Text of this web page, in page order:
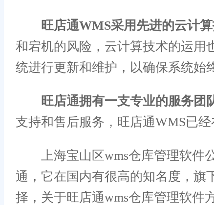
旺店通WMS采用先进的云计
和宕机的风险，云计算技术的运用
统进行更新和维护，以确保系统始
旺店通拥有一支专业的服务团
支持和售后服务，旺店通WMS已
上海宝山区wms仓库管理软件公
通，它在国内有很高的知名度，旗
择，关于旺店通wms仓库管理软件